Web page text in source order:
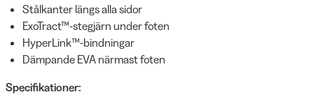
Stålkanter längs alla sidor
ExoTract™-stegjärn under foten
HyperLink™-bindningar
Dämpande EVA närmast foten
Specifikationer: